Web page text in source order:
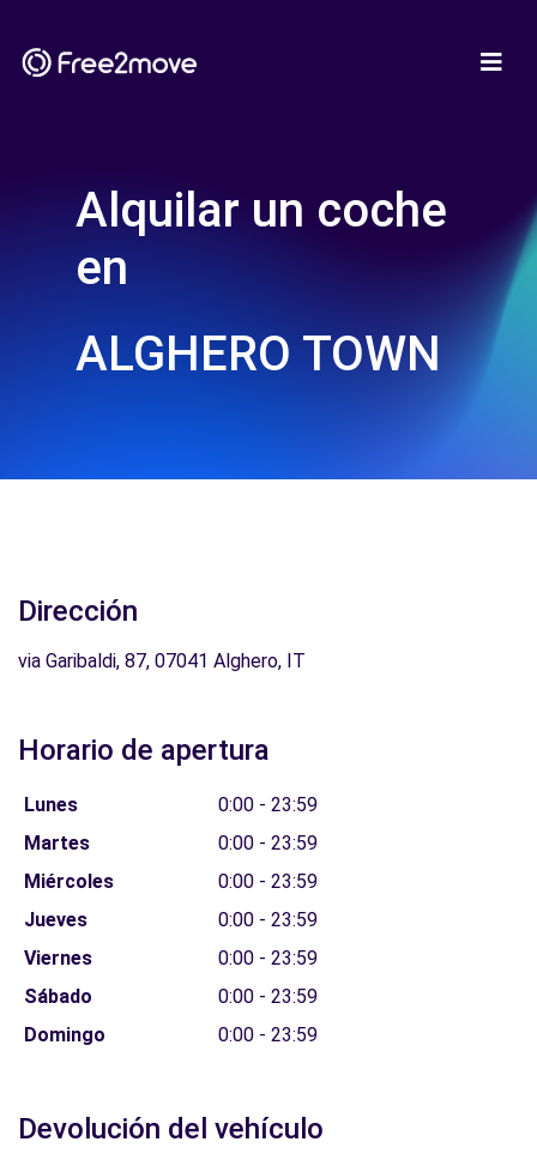
Alquilar un coche
en
ALGHERO TOWN
Dirección
via Garibaldi, 87, 07041 Alghero, IT
Horario de apertura
Lunes
0:00 - 23:59
Martes
0:00 - 23:59
Miércoles
0:00 - 23:59
Jueves
0:00 - 23:59
Viernes
0:00 - 23:59
Sábado
0:00 - 23:59
Domingo
0:00 - 23:59
Devolución del vehículo